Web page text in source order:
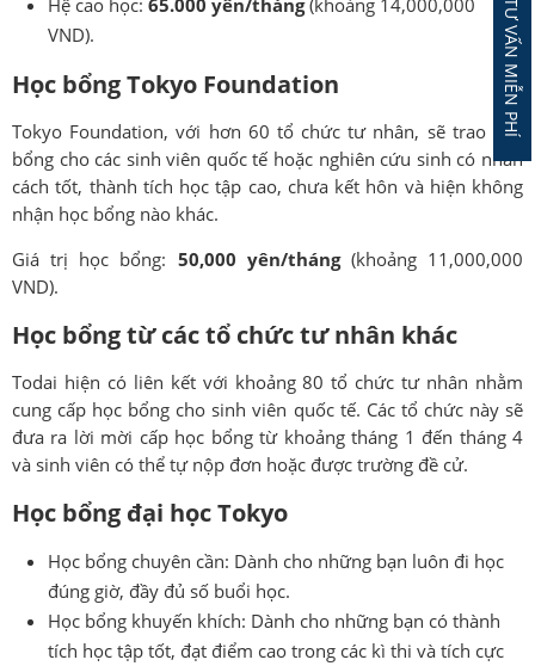
Hệ cao học: 65.000 yên/tháng(khoảng 14,000,000
VND).
Học bổng Tokyo Foundation
Tokyo Foundation, với hơn 60 tổ chức tư nhân, sẽ trao học
bổng cho các sinh viên quốc tế hoặc nghiên cứu sinh có nhân
cách tốt, thành tích học tập cao, chưa kết hôn và hiện không
nhận học bổng nào khác.
Giá trị học bổng: 50,000 yên/tháng(khoảng 11,000,000
VND).
Học bổng từ các tổ chức tư nhân khác
Todai hiện có liên kết với khoảng 80 tổ chức tư nhân nhằm
cung cấp học bổng cho sinh viên quốc tế. Các tổ chức này sẽ
đưa ra lời mời cấp học bổng từ khoảng tháng 1 đến tháng 4
và sinh viên có thể tự nộp đơn hoặc được trường đề cử.
Học bổng đại học Tokyo
Học bổng chuyên cần: Dành cho những bạn luôn đi học
đúng giờ, đầy đủ số buổi học.
Học bổng khuyến khích: Dành cho những bạn có thành
tích học tập tốt, đạt điểm cao trong các kì thi và tích cực